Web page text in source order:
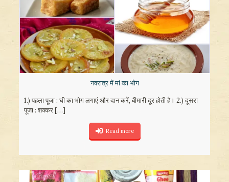
नवरात्र में मां का भोग
1.) पहला पूजा : घी का भोग लगाएं और दान करें, बीमारी दूर होती है। 2.) दूसरा
पूजा : शक्कर[…]
Read more